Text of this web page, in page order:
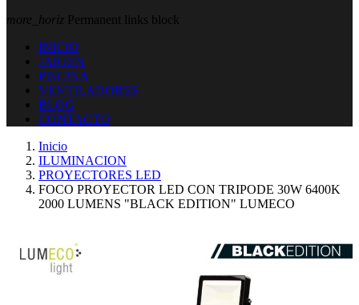
more_horiz Permanent links block
INICIO
JARDIN
PISCINA
VENTILADORES
BLOG
CONTACTO
Inicio
ILUMINACION
PROYECTORES LED
FOCO PROYECTOR LED CON TRIPODE 30W 6400K
2000 LUMENS "BLACK EDITION" LUMECO